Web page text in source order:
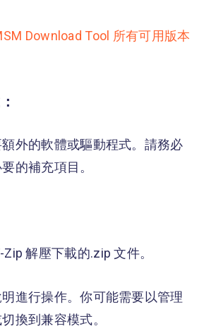
Download Tool 所有可用版本
外的軟體或驅動程式。請務必
的補充項目。
解壓下載的.zip 文件。
進行操作。你可能需要以管理
換到兼容模式。